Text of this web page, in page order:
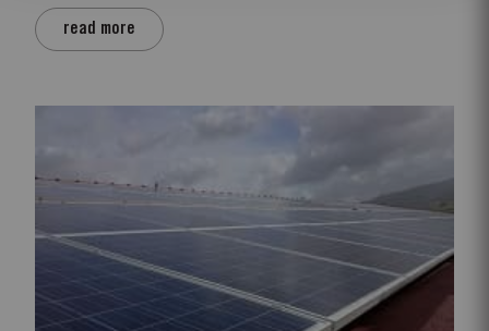
read more